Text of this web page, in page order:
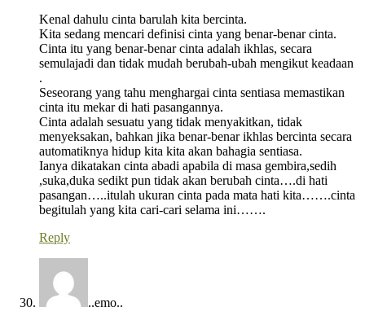
Kenal dahulu cinta barulah kita bercinta.
Kita sedang mencari definisi cinta yang benar-benar cinta.
Cinta itu yang benar-benar cinta adalah ikhlas, secara
semulajadi dan tidak mudah berubah-ubah mengikut keadaan
.
Seseorang yang tahu menghargai cinta sentiasa memastikan
cinta itu mekar di hati pasangannya.
Cinta adalah sesuatu yang tidak menyakitkan, tidak
menyeksakan, bahkan jika benar-benar ikhlas bercinta secara
automatiknya hidup kita kita akan bahagia sentiasa.
Ianya dikatakan cinta abadi apabila di masa gembira,sedih
,suka,duka sedikt pun tidak akan berubah cinta….di hati
pasangan…..itulah ukuran cinta pada mata hati kita…….cinta
begitulah yang kita cari-cari selama ini…….
Reply
..emo..